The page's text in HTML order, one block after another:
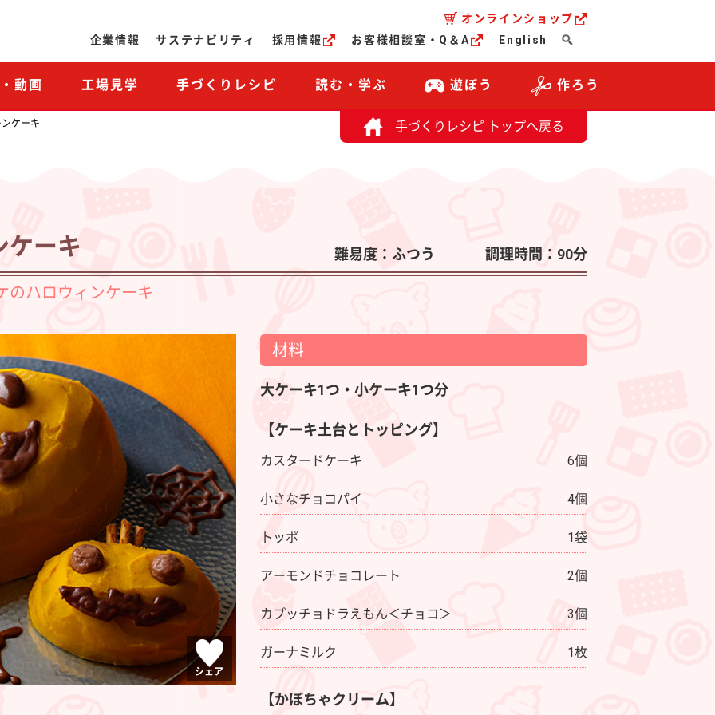
オンラインショップ
企業情報
サステナビリティ 採用情報 お客様相談室・Q＆A English
動画 工場見学 手づくりレシピ 読む・学ぶ 遊ぼう 作ろう
ケーキ 手づくりレシピ トップへ戻る
ケーキ 難易度：ふつう 調理時間：90分
のハロウィンケーキ
シェア
材料
大ケーキ1つ・小ケーキ1つ分
【ケーキ土台とトッピング】
カスタードケーキ 6個
小さなチョコパイ 4個
トッポ 1袋
アーモンドチョコレート 2個
カプッチョドラえもん＜チョコ＞ 3個
ガーナミルク 1枚
【かぼちゃクリーム】